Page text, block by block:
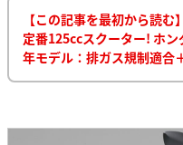
【この記事を最初から読む】
定番125ccスクーター! ホ
年モデル：排ガス規制適合